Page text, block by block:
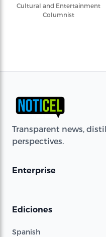
Cultural and Entertainment
Columnist
Transparent news,
perspectives.
Enterprise
Ediciones
Spanish